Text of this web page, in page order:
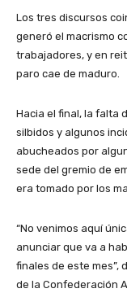
Los tres discursos
generó el macrismo
trabajadores, y en
paro cae de maduro.
Hacia el final, la falta
silbidos y algunos
abucheados por
sede del gremio de
era tomado por los
“No venimos aquí
anunciar que va a
finales de este mes”,
de la Confederación